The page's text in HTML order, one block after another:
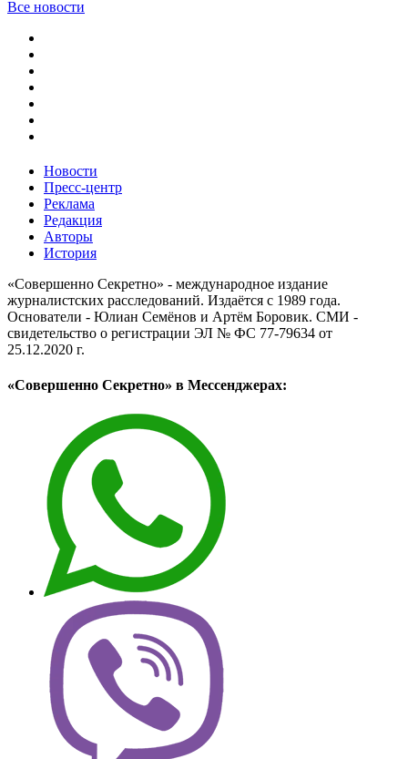
Все новости
Новости
Пресс-центр
Реклама
Редакция
Авторы
История
«Совершенно Секретно» - международное издание
журналистских расследований. Издаётся с 1989 года.
Основатели - Юлиан Семёнов и Артём Боровик. CМИ -
свидетельство о регистрации ЭЛ № ФС 77-79634 от
25.12.2020 г.
«Совершенно Секретно» в Мессенджерах: